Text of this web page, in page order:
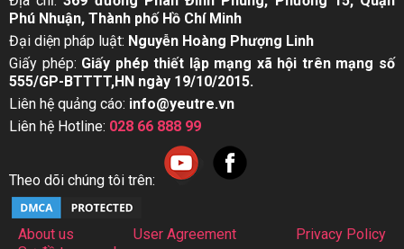
Phú Nhuận, Thành phố Hồ Chí Minh
Đại diện pháp luật: Nguyễn Hoàng Phượng Linh
Giấy phép: Giấy phép thiết lập mạng xã hội trên mạng số
555/GP-BTTTT,HN ngày 19/10/2015.
Liên hệ quảng cáo: info@yeutre.vn
Liên hệ Hotline: 028 66 888 99
Theo dõi chúng tôi trên:
About us User Agreement
Privacy Policy